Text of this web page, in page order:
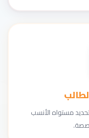
مستواه الأنسب